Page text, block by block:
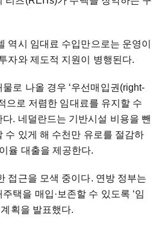
역시 임대료 수입만으로는 운영이
자와 제도적 지원이 병행된다.
물로 나올 경우 ‘우선매입권 (right-
으로 저렴한 임대료를 유지할 수
다. 네덜란드는 기반시설 비용을 뺀
수 있게 해 수천만 유로를 절감하
율 대출을 제공한다.
접근을 모색 중이다. 연방 정부는
주택을 매입·보존할 수 있도록 ‘임
계획을 발표했다.